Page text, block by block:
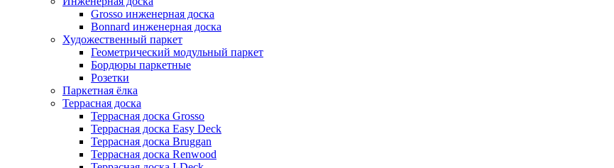
Grosso инженерная доска
Bonnard инженерная доска
Художественный паркет
Геометрический модульный паркет
Бордюры паркетные
Розетки
Паркетная ёлка
Террасная доска
Террасная доска Grosso
Террасная доска Easy Deck
Террасная доска Bruggan
Террасная доска Renwood